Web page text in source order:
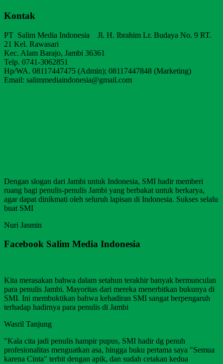
Kontak
PT Salim Media Indonesia Jl. H. Ibrahim Lr. Budaya No. 9 RT.
21 Kel. Rawasari
Kec. Alam Barajo, Jambi 36361
Telp. 0741-3062851
Hp/WA. 08117447475 (Admin); 08117447848 (Marketing)
Email: salimmediaindonesia@gmail.com
Dengan slogan dari Jambi untuk Indonesia, SMI hadir memberi
ruang bagi penulis-penulis Jambi yang berbakat untuk berkarya,
agar dapat dinikmati oleh seluruh lapisan di Indonesia. Sukses selalu
buat SMI
Nuri Jasmin
Facebook Salim Media Indonesia
Kita merasakan bahwa dalam setahun terakhir banyak bermunculan
para penulis Jambi. Mayoritas dari mereka menerbitkan bukunya di
SMI. Ini membuktikan bahwa kehadiran SMI sangat berpengaruh
terhadap hadirnya para penulis di Jambi
Wasril Tanjung
"Kala cita jadi penulis hampir pupus, SMI hadir dg penuh
profesionalitas menguatkan asa, hingga buku pertama saya "Semua
karena Cinta" terbit dengan apik, dan sudah cetakan kedua